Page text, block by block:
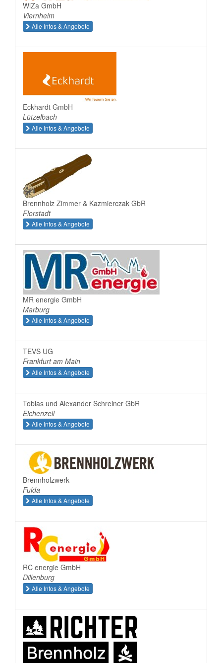
WiZa GmbH
Viernheim
Alle Infos & Angebote
Eckhardt GmbH
Lützelbach
Alle Infos & Angebote
Brennholz Zimmer & Kazmierczak GbR
Florstadt
Alle Infos & Angebote
MR energie GmbH
Marburg
Alle Infos & Angebote
TEVS UG
Frankfurt am Main
Alle Infos & Angebote
Tobias und Alexander Schreiner GbR
Eichenzell
Alle Infos & Angebote
Brennholzwerk
Fulda
Alle Infos & Angebote
RC energie GmbH
Dillenburg
Alle Infos & Angebote